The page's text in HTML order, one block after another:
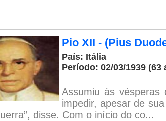
Pio XII - (Pius
País: Itália
Período: 02/03/1939 (63
Assumiu às vésperas
impedir, apesar de
disse. Com o início do co...